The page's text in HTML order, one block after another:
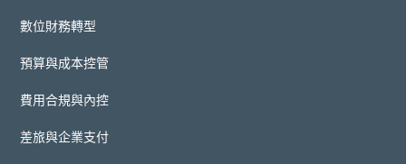
數位財務轉型
預算與成本控管
費用合規與內控
差旅與企業支付